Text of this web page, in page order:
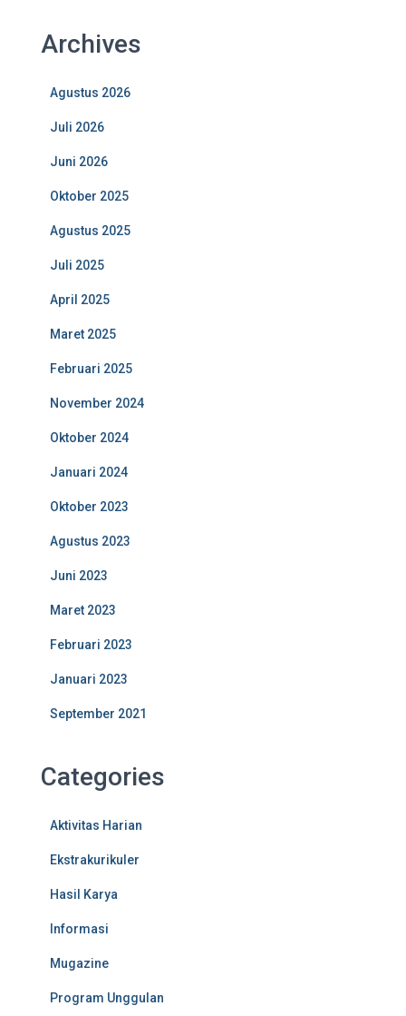
Archives
Agustus 2026
Juli 2026
Juni 2026
Oktober 2025
Agustus 2025
Juli 2025
April 2025
Maret 2025
Februari 2025
November 2024
Oktober 2024
Januari 2024
Oktober 2023
Agustus 2023
Juni 2023
Maret 2023
Februari 2023
Januari 2023
September 2021
Categories
Aktivitas Harian
Ekstrakurikuler
Hasil Karya
Informasi
Mugazine
Program Unggulan